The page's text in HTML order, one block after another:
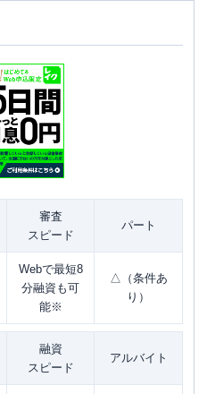
審査
スピード
パート
Webで最短8
分融資も可
能※
△（条件あ
り）
融資
スピード
アルバイト